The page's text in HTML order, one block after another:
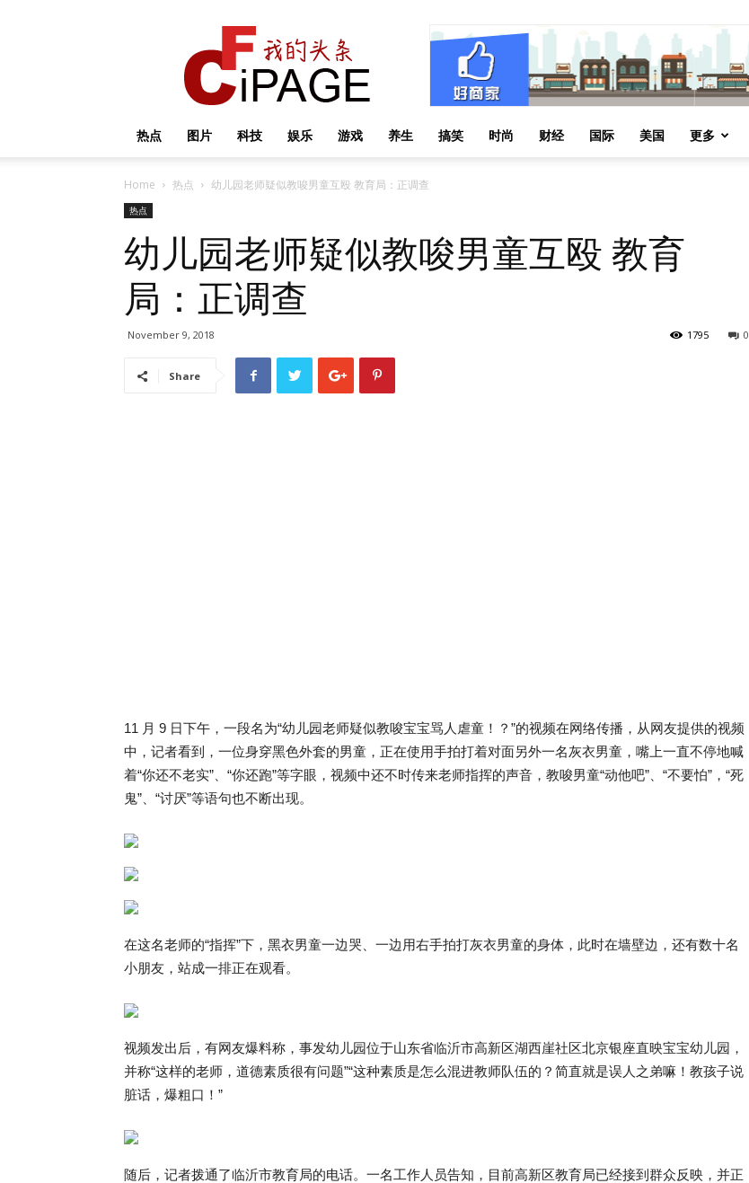
热点 图片 科技 娱乐 游戏 养生 搞笑 时尚 财经 国际 美国 更多
Home 热点 幼儿园老师疑似教唆男童互殴 教育局：正调查
热点
幼儿园老师疑似教唆男童互殴 教育
局：正调查
November 9, 2018 0
1795
Share
11 月 9 日下午，一段名为“幼儿园老师疑似教唆宝宝骂人虐童！？”的视频在网络传播，从网友提供的视频
中，记者看到，一位身穿黑色外套的男童，正在使用手拍打着对面另外一名灰衣男童，嘴上一直不停地喊
着“你还不老实”、“你还跑”等字眼，视频中还不时传来老师指挥的声音，教唆男童“动他吧”、“不要怕”，“死
鬼”、“讨厌”等语句也不断出现。
在这名老师的“指挥”下，黑衣男童一边哭、一边用右手拍打灰衣男童的身体，此时在墙壁边，还有数十名
小朋友，站成一排正在观看。
视频发出后，有网友爆料称，事发幼儿园位于山东省临沂市高新区湖西崖社区北京银座直映宝宝幼儿园，
并称“这样的老师，道德素质很有问题”“这种素质是怎么混进教师队伍的？简直就是误人之弟嘛！教孩子说
脏话，爆粗口！”
随后，记者拨通了临沂市教育局的电话。一名工作人员告知，目前高新区教育局已经接到群众反映，并正